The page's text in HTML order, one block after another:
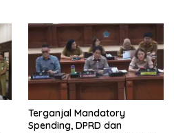
Terganjal Mandatory
Spending, DPRD dan